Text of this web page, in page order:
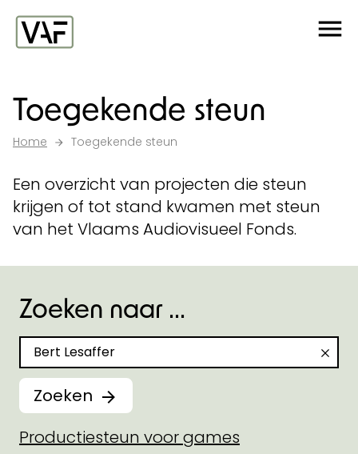
Ga verder naar de inhoud
Toegekende steun
Home Toegekende steun
Een overzicht van projecten die steun
krijgen of tot stand kwamen met steun
van het Vlaams Audiovisueel Fonds.
Zoeken naar ...
Zoeken naar
Zoeken
Productiesteun voor games